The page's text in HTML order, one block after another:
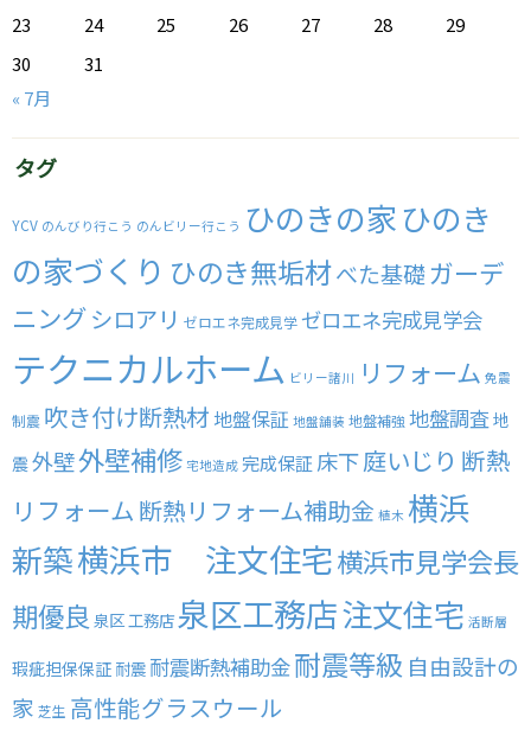
23
24 25 26 27 28
29
30
31
« 7月
タグ
YCV のんびり行こう のんビリー行こう ひのきの家ひのき
の家づくり ひのき無垢材べた基礎ガーデ
ニングシロアリ ゼロエネ完成見学ゼロエネ完成見学会
テクニカルホーム ビリー諸川 リフォーム 免震
制震 吹き付け断熱材地盤保証 地盤舗装 地盤補強 地盤調査地
震外壁外壁補修 宅地造成 完成保証 床下庭いじり 断熱
リフォーム 断熱リフォーム補助金 植木 横浜
新築横浜市 注文住宅横浜市見学会長
期優良 泉区 工務店泉区工務店注文住宅 活断層
瑕疵担保保証 耐震 耐震断熱補助金耐震等級 自由設計の
家 芝生 高性能グラスウール